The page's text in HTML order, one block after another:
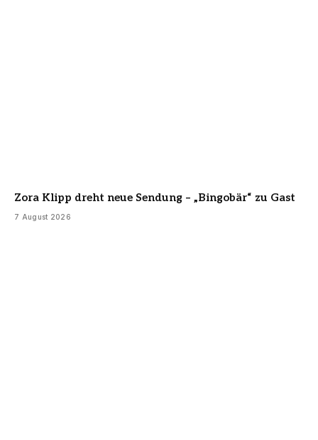
Zora Klipp dreht neue Sendung – „Bingobär“ zu Gast
7 August 2026